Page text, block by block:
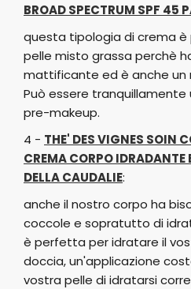
BROAD SPECTRUM SPF 45
questa tipologia di crema
pelle misto grassa perchè
mattificante ed è anche un
Può essere
pre-makeup.
4 - THE' DES VIGNES SOIN
CREMA CORPO
DELLA CAUDALIE:
anche il nostro corpo ha
coccole e sopratutto di
è perfetta per idratare il
doccia, un'applicazione
vostra pelle di idratarsi